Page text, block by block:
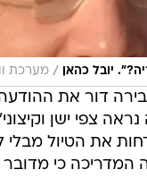
יובל כהאן / מערכת
12:31 העבירה דור את
צפי ישן
את הטיול מבלי
המדריכה כי